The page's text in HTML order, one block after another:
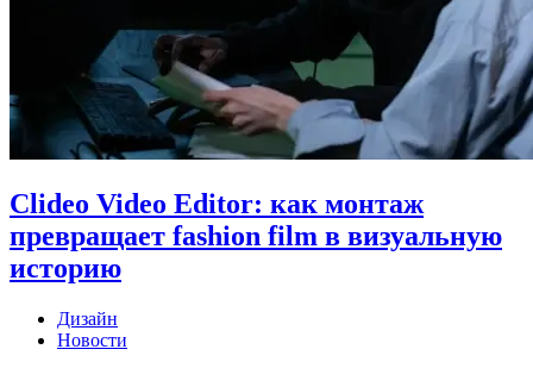
Clideo Video Editor: как монтаж
превращает fashion film в визуальную
историю
Дизайн
Новости